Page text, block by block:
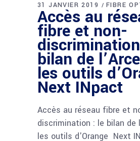
31 JANVIER 2019 FIBRE
Accès au
fibre et non-
bilan de
les outils
Next INpact
Accès au réseau fibre et
discrimination : le bilan de
les outils d'Orange Next